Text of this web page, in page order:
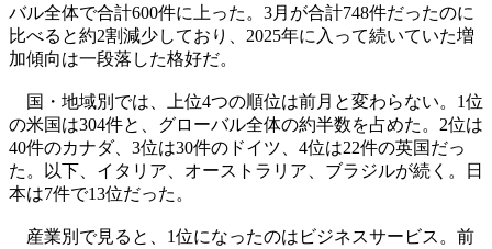
バル全体で合計600件に上った。3月が合計748件だったのに
比べると約2割減少しており、2025年に入って続いていた増
加傾向は一段落した格好だ。
国・地域別では、上位4つの順位は前月と変わらない。1位
の米国は304件と、グローバル全体の約半数を占めた。2位は
40件のカナダ、3位は30件のドイツ、4位は22件の英国だっ
た。以下、イタリア、オーストラリア、ブラジルが続く。日
本は7件で13位だった。
産業別で見ると、1位になったのはビジネスサービス。前